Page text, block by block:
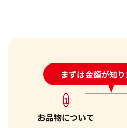
売却するか悩んでいるのですが
1点からでも査定できますか？
まずは金額が知り
24時間受付中!問い
1
お品物について